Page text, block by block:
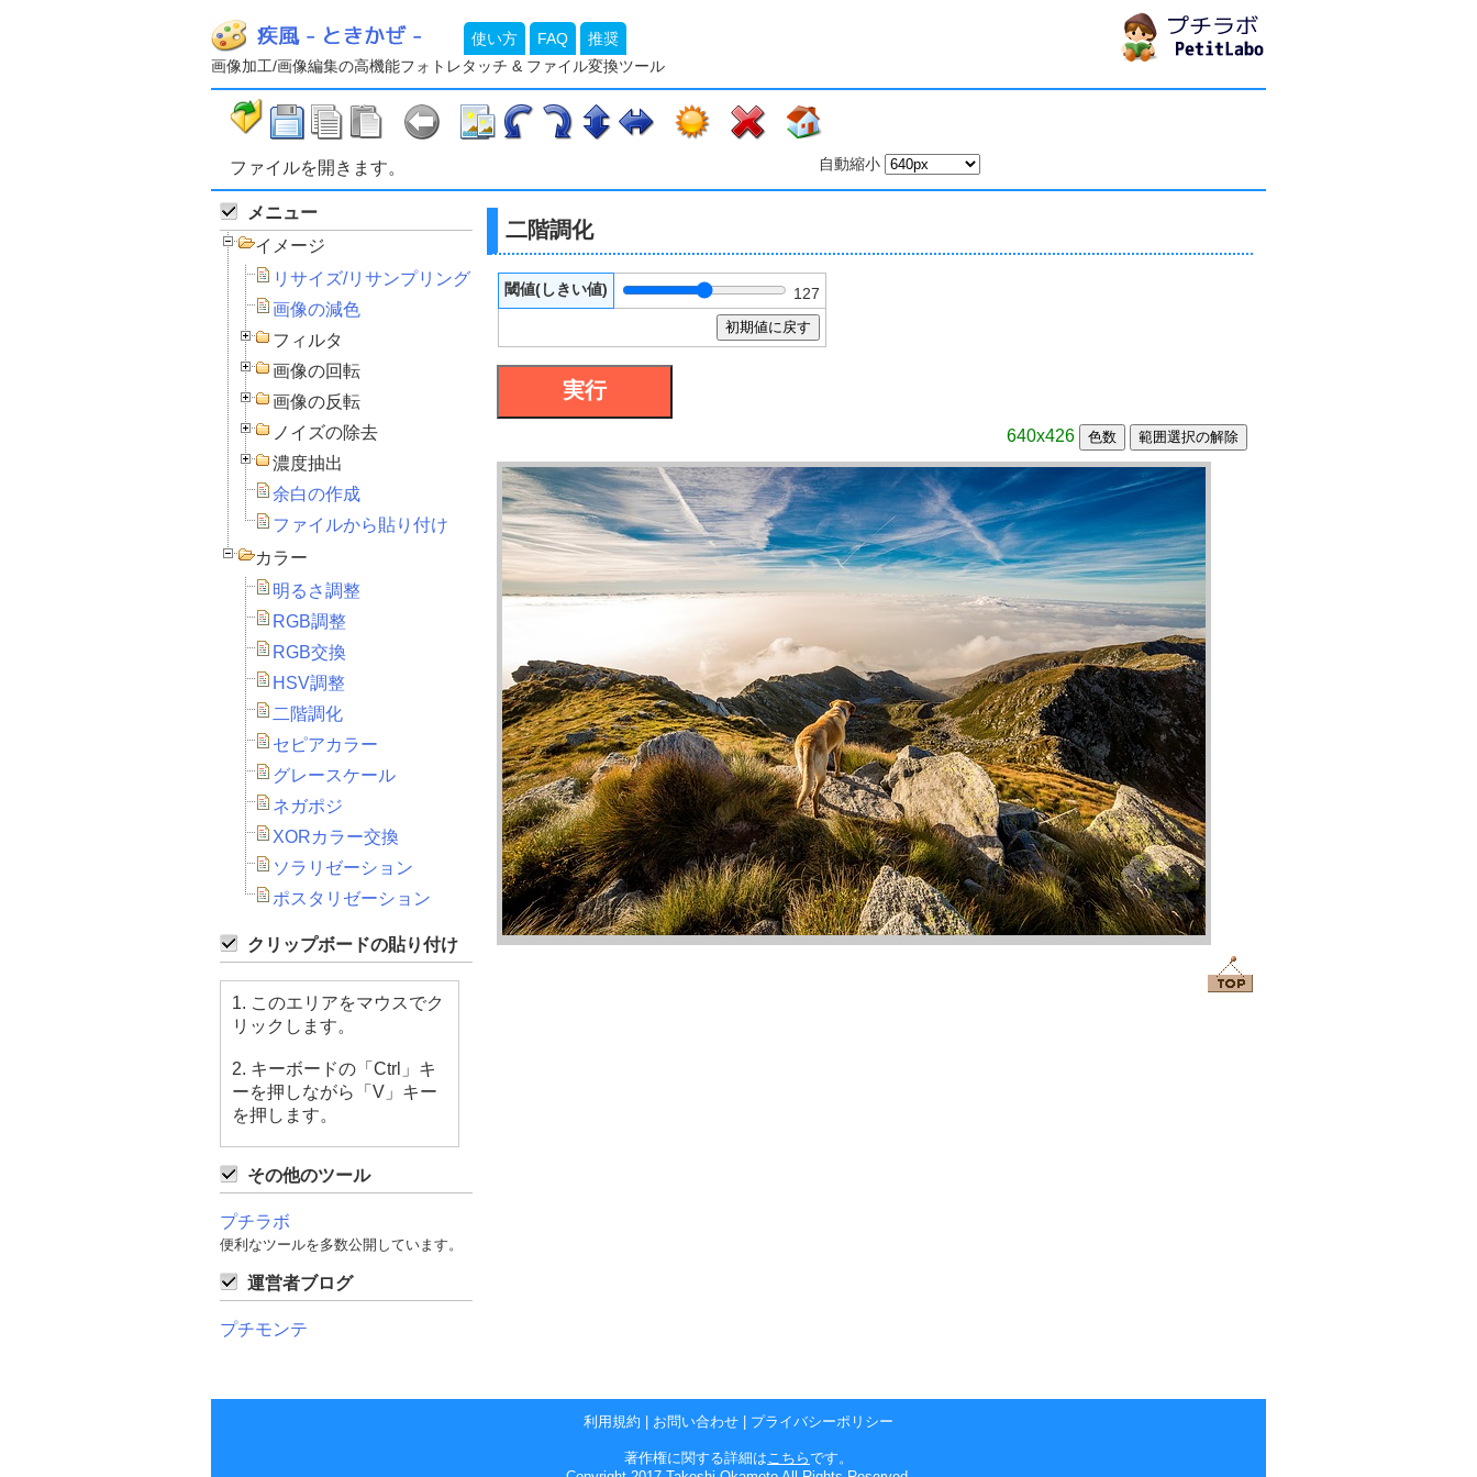
画像加工/画像編集の高機能フォトレタッチ & ファイル変換ツール
使い方 FAQ 推奨
自動縮小
ファイルを開きます。
メニュー
イメージ
リサイズ/リサンプリング
画像の減色
フィルタ
画像の回転
画像の反転
ノイズの除去
濃度抽出
余白の作成
ファイルから貼り付け
カラー
明るさ調整
RGB調整
RGB交換
HSV調整
二階調化
セピアカラー
グレースケール
ネガポジ
XORカラー交換
ソラリゼーション
ポスタリゼーション
クリップボードの貼り付け
1. このエリアをマウスでク
リックします。
2. キーボードの「Ctrl」キ
ーを押しながら「V」キー
を押します。
その他のツール
プチラボ
便利なツールを多数公開しています。
運営者ブログ
プチモンテ
二階調化
閾値(しきい値) 127
初期値に戻す
640x426 色数 範囲選択の解除
利用規約 お問い合わせ プライバシーポリシー
著作権に関する詳細はこちらです。